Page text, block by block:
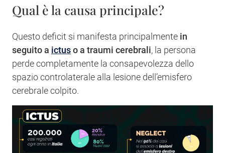
Qual è la causa principale?
Questo deficit si manifesta principalmente in
seguito a ictuso a traumi cerebrali, la persona
perde completamente la consapevolezza dello
spazio controlaterale alla lesione dell’emisfero
cerebrale colpito.